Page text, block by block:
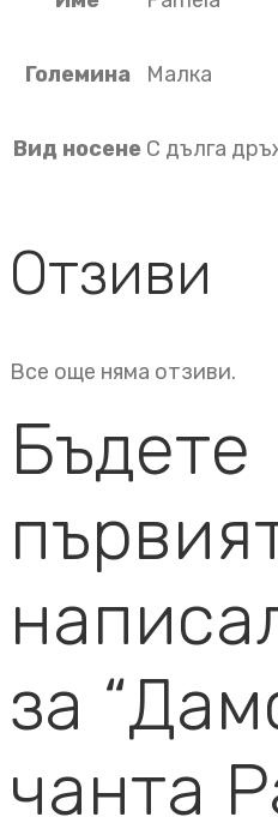
Големина Малка
Вид носене С дълга
Отзиви
Все още няма отзиви.
Бъдете
за
чанта